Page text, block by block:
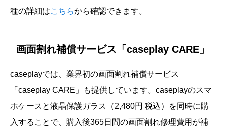
種の詳細はこちらから確認できます。
画面割れ補償サービス「caseplay CARE」
caseplayでは、業界初の画面割れ補償サービス
「caseplay CARE」も提供しています。caseplayのスマ
ホケースと液晶保護ガラス（2,480円 税込）を同時に購
入することで、購入後365日間の画面割れ修理費用が補